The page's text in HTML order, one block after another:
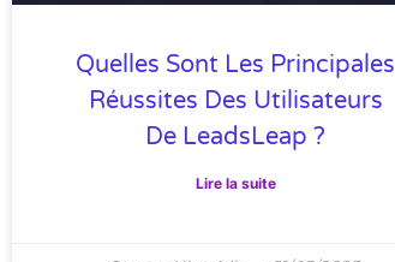
Quelles Sont Les Principales
Réussites Des Utilisateurs
De LeadsLeap ?
Lire la suite